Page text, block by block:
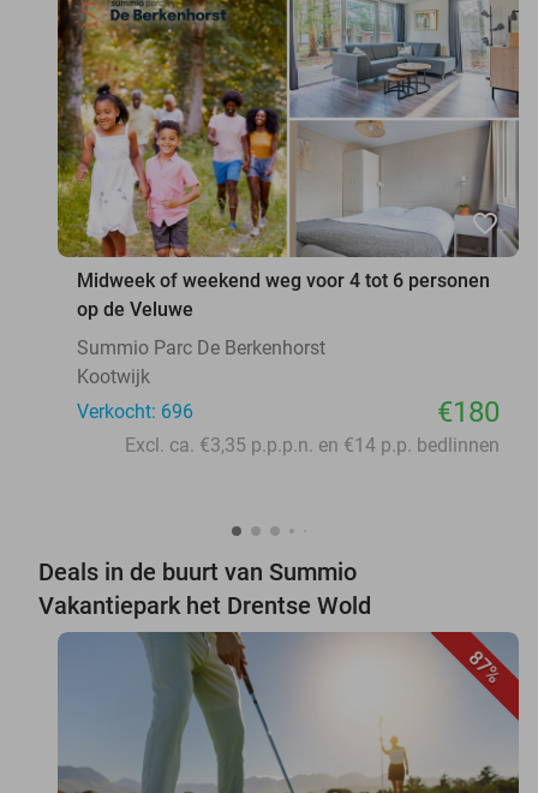
favorite_border
Midweek of weekend weg voor 4 tot 6 personen
op de Veluwe
Summio Parc De Berkenhorst
Kootwijk
Verkocht: 696
€180
Excl. ca. €3,35 p.p.p.n. en €14 p.p. bedlinnen
Deals in de buurt van Summio
Vakantiepark het Drentse Wold
87%